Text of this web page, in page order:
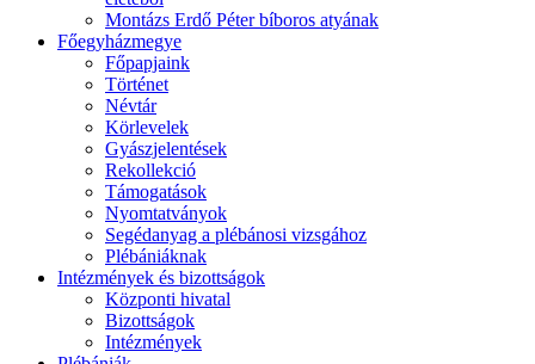
Montázs Erdő Péter bíboros atyának
Főegyházmegye
Főpapjaink
Történet
Névtár
Körlevelek
Gyászjelentések
Rekollekció
Támogatások
Nyomtatványok
Segédanyag a plébánosi vizsgához
Plébániáknak
Intézmények és bizottságok
Központi hivatal
Bizottságok
Intézmények